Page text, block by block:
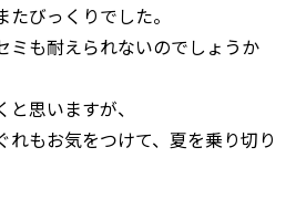
びっくりでした。
ミも耐えられないのでしょうか
思いますが、
れもお気をつけて、夏を乗り切り